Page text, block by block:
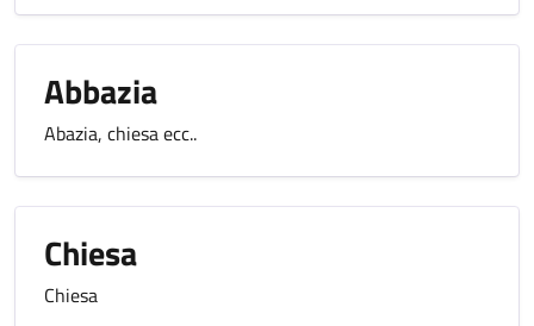
Abbazia
Abazia, chiesa ecc..
Chiesa
Chiesa